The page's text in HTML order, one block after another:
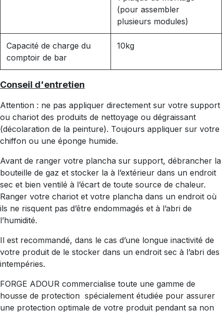
(pour assembler
plusieurs modules)
Capacité de charge du
comptoir de bar
10kg
Conseil d'entretien
Attention : ne pas appliquer directement sur votre support
ou chariot des produits de nettoyage ou dégraissant
(décolaration de la peinture). Toujours appliquer sur votre
chiffon ou une éponge humide.
Avant de ranger votre plancha sur support, débrancher la
bouteille de gaz et stocker la à l’extérieur dans un endroit
sec et bien ventilé à l’écart de toute source de chaleur.
Ranger votre chariot et votre plancha dans un endroit où
ils ne risquent pas d’être endommagés et à l’abri de
l’humidité.
Il est recommandé, dans le cas d’une longue inactivité de
votre produit de le stocker dans un endroit sec à l’abri des
intempéries.
FORGE ADOUR commercialise toute une gamme de
housse de protection spécialement étudiée pour assurer
une protection optimale de votre produit pendant sa non